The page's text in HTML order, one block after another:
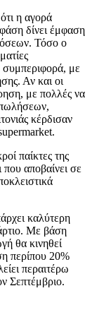
η αγορά
δίνει έμφαση
Τόσο ο
συμπεριφορά, με
Αν και οι
με πολλές να
κέρδισαν
παίκτες της
αποβαίνει σε
καλύτερη
Με βάση
θα κινηθεί
περίπου 20%
περαιτέρω
Σεπτέμβριο.